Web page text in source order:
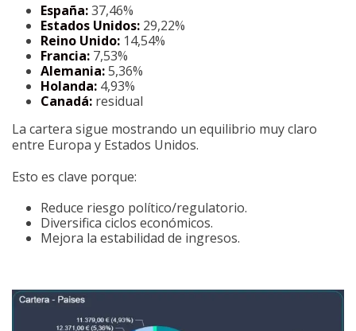
España:37,46%
Estados Unidos: 29,22%
Reino Unido: 14,54%
Francia: 7,53%
Alemania:5,36%
Holanda: 4,93%
Canadá: residual
La cartera sigue mostrando un equilibrio muy claro
entre Europa y Estados Unidos.
Esto es clave porque:
Reduce riesgo político/regulatorio.
Diversifica ciclos económicos.
Mejora la estabilidad de ingresos.